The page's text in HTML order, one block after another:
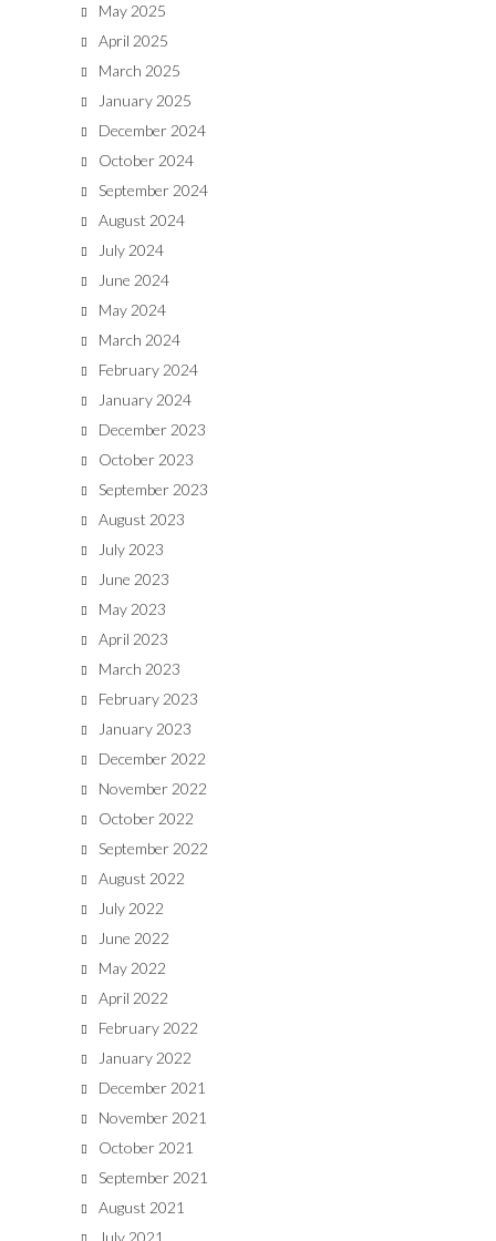
May 2025
April 2025
March 2025
January 2025
December 2024
October 2024
September 2024
August 2024
July 2024
June 2024
May 2024
March 2024
February 2024
January 2024
December 2023
October 2023
September 2023
August 2023
July 2023
June 2023
May 2023
April 2023
March 2023
February 2023
January 2023
December 2022
November 2022
October 2022
September 2022
August 2022
July 2022
June 2022
May 2022
April 2022
February 2022
January 2022
December 2021
November 2021
October 2021
September 2021
August 2021
July 2021